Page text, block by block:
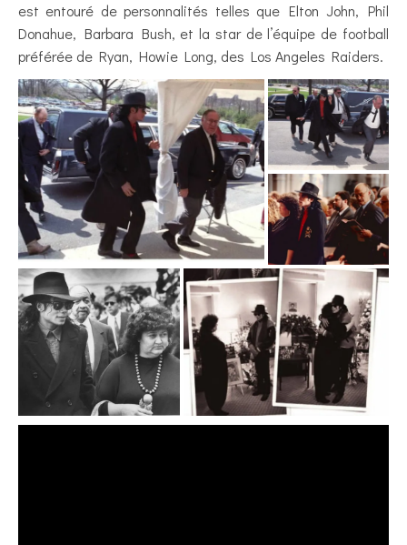
est entouré de personnalités telles que Elton John, Phil
Donahue, Barbara Bush, et la star de l’équipe de football
préférée de Ryan, Howie Long, des Los Angeles Raiders.